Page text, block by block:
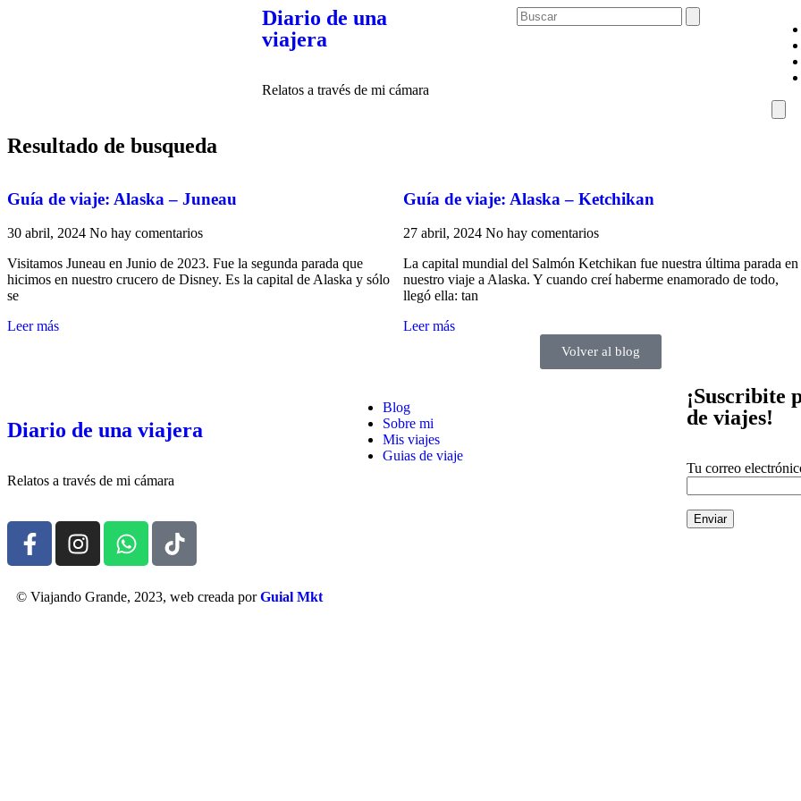
Diario de una
viajera
Relatos a través de mi cámara
Resultado de busqueda
Guía de viaje: Alaska – Juneau
30 abril, 2024 No hay comentarios
Visitamos Juneau en Junio de 2023. Fue la segunda parada que
hicimos en nuestro crucero de Disney. Es la capital de Alaska y sólo
se
Leer más
Guía de viaje: Alaska – Ketchikan
27 abril, 2024 No hay comentarios
La capital mundial del Salmón Ketchikan fue nuestra última parada en
nuestro viaje a Alaska. Y cuando creí haberme enamorado de todo,
llegó ella: tan
Leer más
Volver al blog
Diario de una viajera
Relatos a través de mi cámara
Blog
Sobre mi
Mis viajes
Guias de viaje
¡Suscribite
de viajes!
Tu correo
© Viajando Grande, 2023, web creada porGuial Mkt